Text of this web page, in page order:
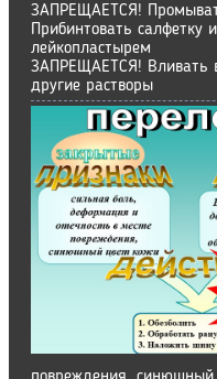
ЗАПРЕЩАЕТСЯ!
Прибинтовать салфетку
лейкопластырем
ЗАПРЕЩАЕТСЯ! Вливать
другие растворы